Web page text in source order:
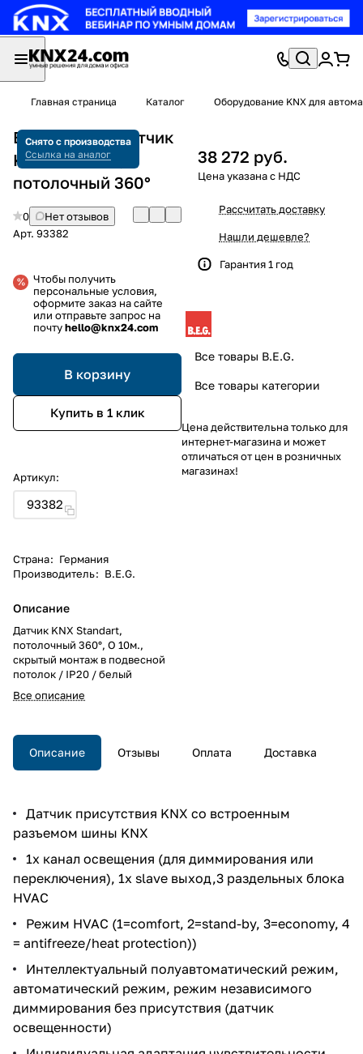
Главная страница Каталог Оборудование KNX для
Снято с производства
Ссылка на аналог
B.E.G. 93382 Датчик
KNX Standart,
потолочный 360°
0
Нет отзывов
Арт. 93382
Чтобы получить
персональные условия,
оформите заказ на сайте
или отправьте запрос на
почтуhello@knx24.com
В корзину
Купить в 1 клик
Артикул:
93382
Страна: Германия
Производитель: B.E.G.
Описание
Датчик KNX Standart,
потолочный 360°, O 10м.,
скрытый монтаж в подвесной
потолок / IP20 / белый
Все описание
38 272 руб.
Рассчитать доставку
Нашли дешевле?
Гарантия 1 год
Все товары B.E.G.
Все товары категории
Цена действительна только для
интернет-магазина и может
отличаться от цен в розничных
магазинах!
Описание Отзывы Оплата Доставка
Датчик присутствия KNX со встроенным
разъемом шины KNX
1х канал освещения (для диммирования или
переключения), 1x slave выход,3 раздельных блока
HVAC
Режим HVAC (1=comfort, 2=stand-by, 3=economy, 4
= antifreeze/heat protection))
Интеллектуальный полуавтоматический режим,
автоматический режим, режим независимого
диммирования без присутствия (датчик
освещенности)